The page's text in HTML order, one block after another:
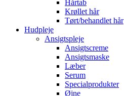
Hårtab
Krøllet hår
Tørt/behandlet hår
Hudpleje
Ansigtspleje
Ansigtscreme
Ansigtsmaske
Læber
Serum
Specialprodukter
Øjne